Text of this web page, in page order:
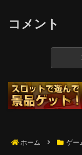
コメント
ホーム ゲー